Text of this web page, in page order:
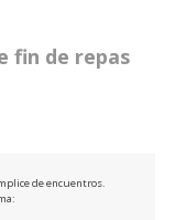
fin de repas
de encuentros.